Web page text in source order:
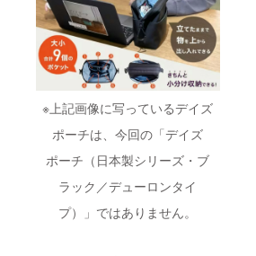
※上記画像に写っているデイズ
ポーチは、今回の「デイズ
ポーチ（日本製シリーズ・ブ
ラック／デューロンタイ
プ）」ではありません。